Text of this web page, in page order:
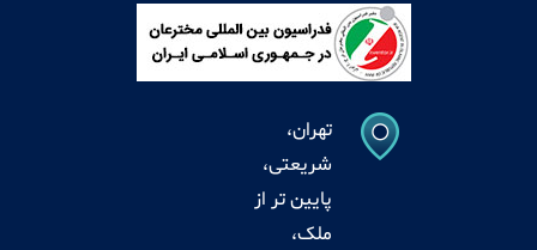
تهران،
شریعتی،
پایین تر از
ملک،